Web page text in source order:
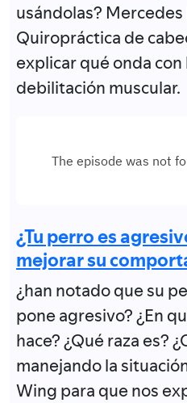
usándolas? Mercedes
Quiropráctica de
explicar qué onda con
debilitación muscular.
¿Tu perro es
mejorar su
¿han notado que su
pone agresivo? ¿En
hace? ¿Qué raza es?
manejando la
Wing para que nos